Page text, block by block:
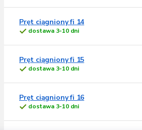
Pręt ciągniony fi 14
dostawa 3-10 dni
Pręt ciągniony fi 15
dostawa 3-10 dni
Pręt ciągniony fi 16
dostawa 3-10 dni